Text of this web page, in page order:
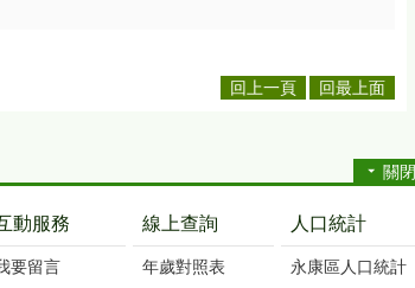
回上一頁 回最上面
關閉
動服務
要留言
線上查詢
年歲對照表
人口統計
永康區人口統計